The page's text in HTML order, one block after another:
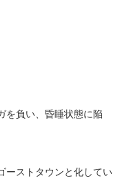
を負い、昏睡状態に陥
ーストタウンと化してい